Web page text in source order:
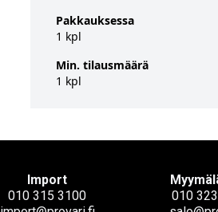
Pakkauksessa
1 kpl
Min. tilausmäärä
1 kpl
Import
010 315 3100
010